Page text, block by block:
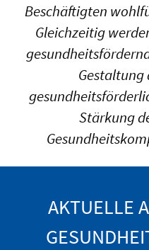
Beschäftigten
Gleichzeitig
Gestaltung
Stärkung
AKTUELLE